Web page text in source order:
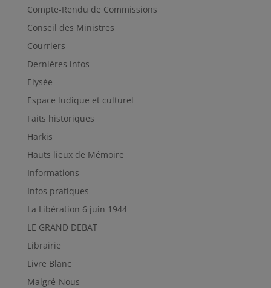
Compte-Rendu de Commissions
Conseil des Ministres
Courriers
Dernières infos
Elysée
Espace ludique et culturel
Faits historiques
Harkis
Hauts lieux de Mémoire
Informations
Infos pratiques
La Libération 6 juin 1944
LE GRAND DEBAT
Librairie
Livre Blanc
Malgré-Nous